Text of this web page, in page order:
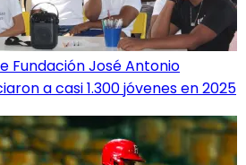
Fundación José Antonio
a casi 1.300 jóvenes en 2025